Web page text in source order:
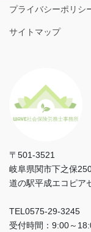
プライバシーポリシ
サイトマップ
〒501-3521
岐阜県関市下之保
道の駅平成エコピア
TEL0575‐29‐3245
受付時間：9:00～